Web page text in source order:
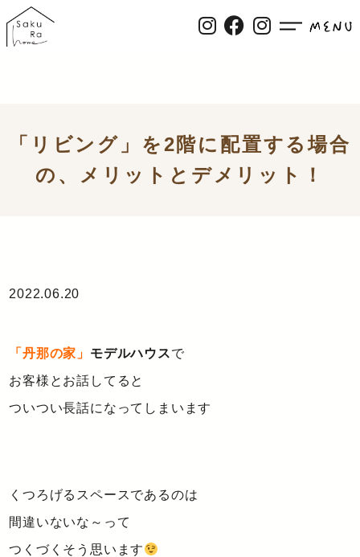
「リビング」を2階に配置する場合
の、メリットとデメリット！
2022.06.20
「丹那の家」 モデルハウスで
お客様とお話してると
ついつい長話になってしまいます
くつろげるスペースであるのは
間違いないな～って
つくづくそう思います